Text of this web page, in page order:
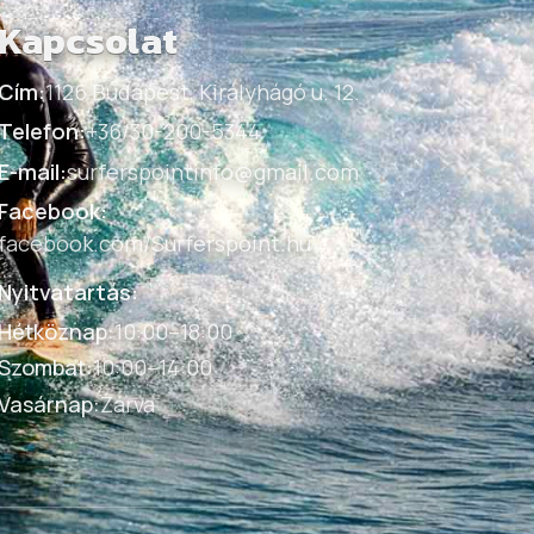
1126 Budapest, Királyhágó u. 12.
+36/30-200-5344
mail:surferspointinfo@gmail.com
Surferspoint.hu
:10:00–18:00
:10:00–14:00
:Zárva